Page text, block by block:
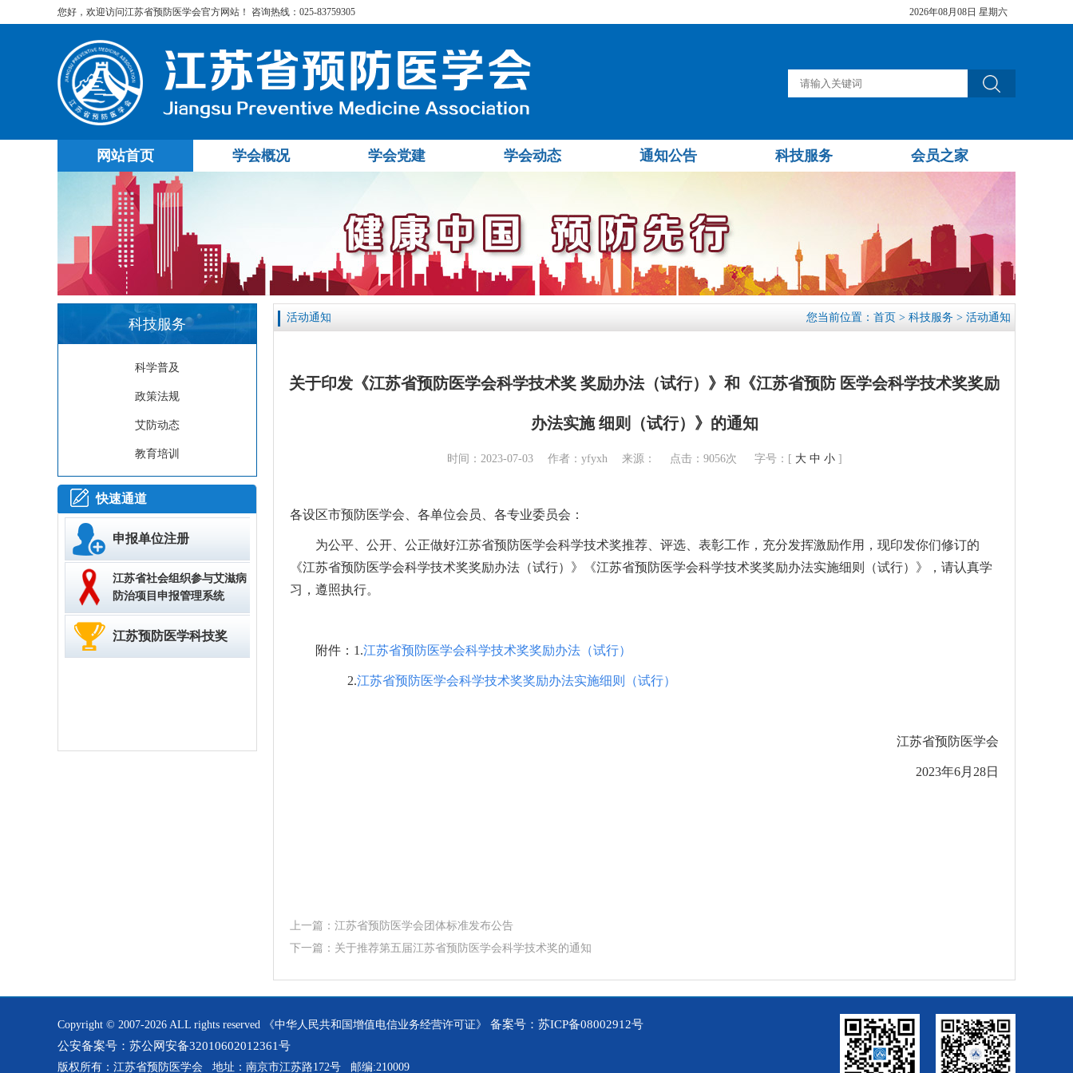
2026年08月08日 星期六
您好，欢迎访问江苏省预防医学会官方网站！ 咨询热线：025-83759305
网站首页 学会概况 学会党建 学会动态 通知公告 科技服务 会员之家
科技服务
科学普及
政策法规
艾防动态
教育培训
快速通道
申报单位注册
江苏省社会组织参与艾滋病
防治项目申报管理系统
江苏预防医学科技奖
您当前位置： 首页 > 科技服务 > 活动通知
活动通知
关于印发《江苏省预防医学会科学技术奖 奖励办法（试行）》和《江苏省预防 医学会科学技术奖奖励
办法实施 细则（试行）》的通知
时间：2023-07-03 作者：yfyxh 来源： 点击： 9056次 字号：[ 大 中 小]
各设区市预防医学会、各单位会员、各专业委员会：
为公平、公开、公正做好江苏省预防医学会科学技术奖推荐、评选、表彰工作，充分发挥激励作用，现印发你们修订的
《江苏省预防医学会科学技术奖奖励办法（试行）》《江苏省预防医学会科学技术奖奖励办法实施细则（试行）》，请认真学
习，遵照执行。
附件：1.江苏省预防医学会科学技术奖奖励办法（试行）
2.江苏省预防医学会科学技术奖奖励办法实施细则（试行）
江苏省预防医学会
2023年6月28日
上一篇： 江苏省预防医学会团体标准发布公告
下一篇： 关于推荐第五届江苏省预防医学会科学技术奖的通知
Copyright © 2007-2026 ALL rights reserved 《中华人民共和国增值电信业务经营许可证》 备案号：苏ICP备08002912号
公安备案号：苏公网安备32010602012361号
版权所有：江苏省预防医学会 地址：南京市江苏路172号 邮编:210009